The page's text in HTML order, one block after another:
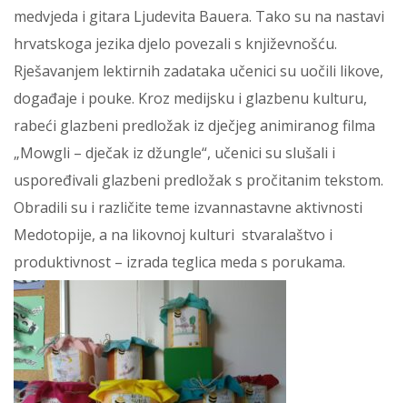
medvjeda i gitara Ljudevita Bauera. Tako su na nastavi
hrvatskoga jezika djelo povezali s književnošću.
Rješavanjem lektirnih zadataka učenici su uočili likove,
događaje i pouke. Kroz medijsku i glazbenu kulturu,
rabeći glazbeni predložak iz dječjeg animiranog filma
„Mowgli – dječak iz džungle“, učenici su slušali i
uspoređivali glazbeni predložak s pročitanim tekstom.
Obradili su i različite teme izvannastavne aktivnosti
Medotopije, a na likovnoj kulturi stvaralaštvo i
produktivnost – izrada teglica meda s porukama.